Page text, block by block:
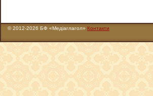
© 2012-2026 БФ «Медіаглагол» Контакти